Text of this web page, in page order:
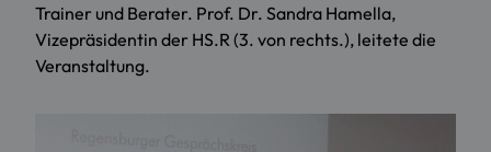
Trainer und Berater. Prof. Dr. Sandra Hamella,
Vizepräsidentin der HS.R (3. von rechts.), leitete die
Veranstaltung.